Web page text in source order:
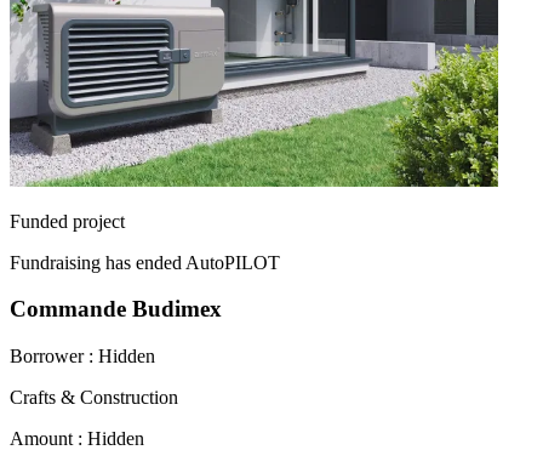
Funded project
Fundraising has ended AutoPILOT
Commande Budimex
Borrower : Hidden
Crafts & Construction
Amount : Hidden